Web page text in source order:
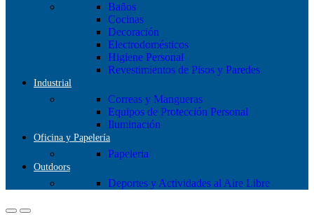
Baños
Cocinas
Decoración
Electrodomésticos
Higiene Personal
Revestimientos de Pisos y Paredes
Industrial
Correas y Mangueras
Equipos de Protección Personal
Iluminación
Oficina y Papelería
Papeleria
Outdoors
Deportes y Actividades al Aire Libre